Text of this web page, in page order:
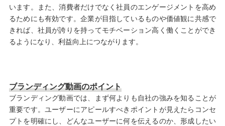
います。また、消費者だけでなく社員のエンゲージメントを高め
るためにも有効です。企業が目指しているものや価値観に共感で
きれば、社員が誇りを持ってモチベーション高く働くことができ
るようになり、利益向上につながります。
ブランディング動画のポイント
ブランディング動画では、まず何よりも自社の強みを知ることが
重要です。ユーザーにアピールすべきポイントが見えたらコンセ
プトを明確にし、どんなユーザーに何を伝えるのか、形成したい